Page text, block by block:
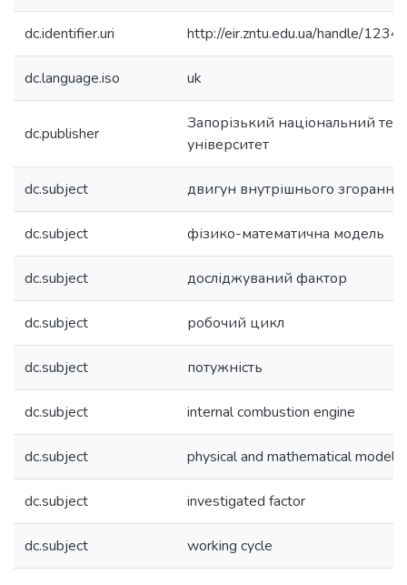
dc.identifier.uri http://eir.zntu.edu.ua/handle/
dc.language.iso uk
dc.publisher
Запорізький національний
університет
dc.subject двигун внутрішнього згорання
dc.subject фізико-математична модель
dc.subject досліджуваний фактор
dc.subject робочий цикл
dc.subject потужність
dc.subject internal combustion engine
dc.subject physical and mathematical model
dc.subject investigated factor
dc.subject working cycle